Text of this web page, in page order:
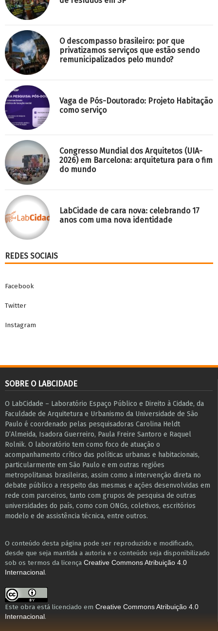
O descompasso brasileiro: por que
privatizamos serviços que estão sendo
remunicipalizados pelo mundo?
Vaga de Pós-Doutorado: Projeto Habitação
como serviço
Congresso Mundial dos Arquitetos (UIA-
2026) em Barcelona: arquitetura para o fim
do mundo
LabCidade de cara nova: celebrando 17
anos com uma nova identidade
REDES SOCIAIS
Facebook
Twitter
Instagram
SOBRE O LABCIDADE
O LabCidade – Laboratório Espaço Público e Direito à Cidade, da
Faculdade de Arquitetura e Urbanismo da Universidade de São
Paulo é coordenado pelas pesquisadoras Carolina Heldt
D’Almeida, Isadora Guerreiro, Paula Freire Santoro e Raquel
Rolnik. O laboratório tem como foco de atuação o
acompanhamento crítico das políticas urbanas e habitacionais,
particularmente em São Paulo e ​em outras regiões
metropolitanas brasileiras, assim como a intervenção direta no
debate público a respeito das mesmas e ações desenvolvidas em
r​e​de com parceiros, tanto com grupos de pesquisa ​de outras
universidades do país, como com ONGs, coletivos, escritórios
modelo e de assistência técnica​, entre outros​.
O conteúdo desta página pode ser reproduzido e modificado,
desde que seja mantida a autoria e o conteúdo seja disponibilizado
sob os termos da licença Creative Commons Atribuição 4.0
Internacional.
Este obra está licenciado em Creative Commons Atribuição 4.0
Internacional.